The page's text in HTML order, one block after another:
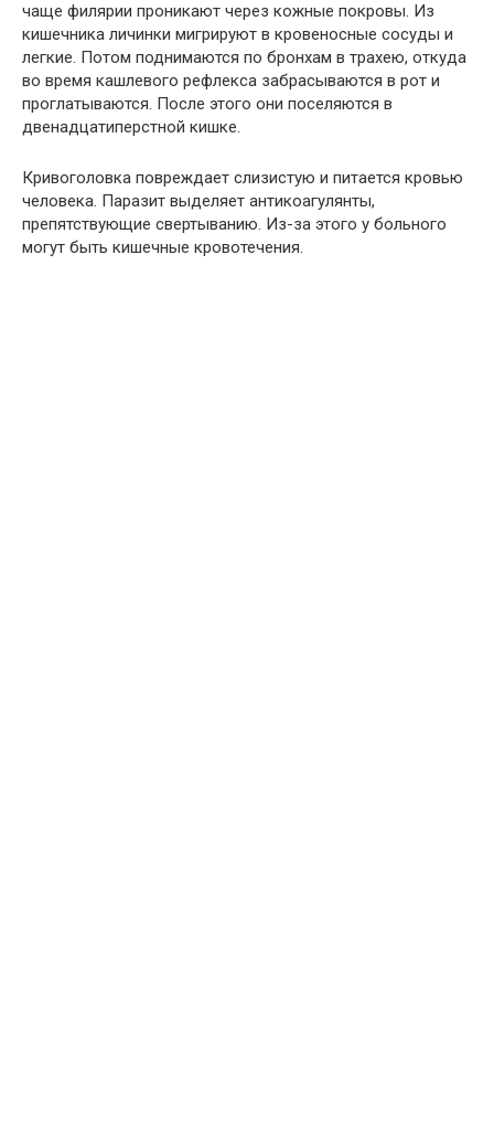
чаще филярии проникают через кожные покровы. Из
кишечника личинки мигрируют в кровеносные сосуды и
легкие. Потом поднимаются по бронхам в трахею, откуда
во время кашлевого рефлекса забрасываются в рот и
проглатываются. После этого они поселяются в
двенадцатиперстной кишке.
Кривоголовка повреждает слизистую и питается кровью
человека. Паразит выделяет антикоагулянты,
препятствующие свертыванию. Из-за этого у больного
могут быть кишечные кровотечения.